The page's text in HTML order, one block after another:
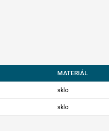
MATERIÁL
sklo
sklo